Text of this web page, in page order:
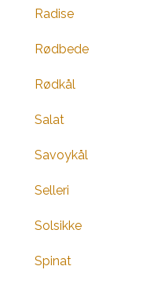
Radise
Rødbede
Rødkål
Salat
Savoykål
Selleri
Solsikke
Spinat